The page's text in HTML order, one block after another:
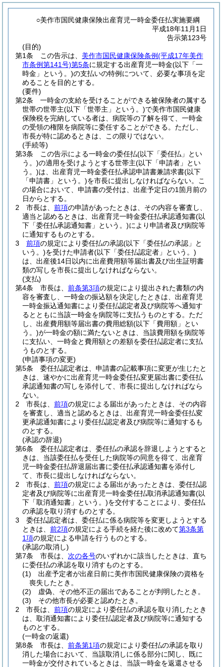
○美作市国民健康保険出産育児一時金委任払実施要綱
平成18年11月1日
告示第123号
(目的)
第1条
この告示は、 美作市国民健康保険条例(平成17年美作
市条例第141号)第5条に規定する出産育児一時金(以下「一
時金」という。)の支払いの特例について、必要な事項を定
めることを目的とする。
(要件)
第2条
一時金の支給を受けることができる被保険者の属する
世帯の世帯主(以下「世帯主」という。)で美作市国民健康
保険税を完納している者は、病院等の了解を得て、一時金
の受領の権限を病院等に委任することができる。 ただし、
市長が特に認めるときは、この限りではない。
(手続等)
第3条
この告示による一時金の委任払(以下「委任払」とい
う。)の適用を受けようとする世帯主(以下「申請者」とい
う。)は、出産育児一時金委任払承認申請書兼請求書(以下
「申請書」という。)を市長に提出しなければならない。
こ
の場合において、申請書の受付は、出産予定日の1箇月前の
日からとする。
2
市長は、 前項の申請があったときは、その内容を審査し、
適当と認めるときは、出産育児一時金委任払承認通知書(以
下「委任払承認通知書」という。)により申請者及び病院等
に通知するものとする。
3
前項の規定により委任払の承認(以下「委任払の承認」と
いう。)を受けた申請者(以下「委任払認定者」という。)
は、出産後14日以内に出産費用額等届出書及び出生証明書
類の写しを市長に提出しなければならない。
(支払)
第4条
市長は、 前条第3項の規定により提出された書類の内
容を審査し、一時金の振込額を決定したときは、出産育児
一時金振込通知書により委任払認定者及び病院等へ通知す
るとともに当該一時金を病院等に支払うものとする。 ただ
し、出産費用額等届出書の費用総額(以下「費用額」とい
う。)が一時金の額に満たないときは、当該費用額を病院等
に支払い、一時金と費用額との差額を委任払認定者に支払
うものとする。
(申請事項の変更)
第5条
委任払認定者は、申請書の記載事項に変更が生じたと
きは、速やかに出産育児一時金委任払変更届出書に委任払
承認通知書の写しを添付して、市長に提出しなければなら
ない。
2
市長は、 前項の規定による届出があったときは、その内容
を審査し、適当と認めるときは、出産育児一時金委任払変
更承認通知書により委任払認定者及び病院等に通知するも
のとする。
(承認の辞退)
第6条
委任払認定者は、委任払の承認を辞退しようとすると
きは、当該委任払を受任した病院等の同意を得て、出産育
児一時金委任払辞退届出書に委任払承認通知書を添付し
て、市長に提出しなければならない。
2
市長は、 前項の規定による届出があったときは、委任払認
定者及び病院等に出産育児一時金委任払取消承認通知書(以
下「取消通知書」という。)を交付することにより、委任払
の承認を取り消すものとする。
3
委任払認定者は、委任払に係る病院等を変更しようとする
ときは、 前2項の規定による手続を経た後に改めて第3条第
1項の規定による申請を行うものとする。
(承認の取消し)
第7条
市長は、 次の各号のいずれかに該当したときは、直ち
に委任払の承認を取り消すものとする。
(1)
出産予定者が出産日前に美作市国民健康保険の資格を
喪失したとき。
(2)
虚偽、その他不正の届出であることが判明したとき。
(3)
その他市長が必要と認めたとき。
2
市長は、 前項の規定により委任払の承認を取り消したとき
は、取消通知書により委任払認定者及び病院等に通知する
ものとする。
(一時金の返還)
第8条
市長は、 前条第1項の規定により委任払の承認を取り
消した場合において、当該取消しに係る部分に関し、既に
一時金が交付されているときは、当該一時金を返還させる